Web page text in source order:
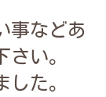
事などあ
い。
た。